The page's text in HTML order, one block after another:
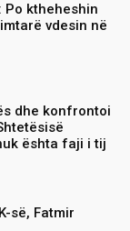
Po ktheheshin
vdesin në
dhe konfrontoi
ështa faji i tij
së, Fatmir